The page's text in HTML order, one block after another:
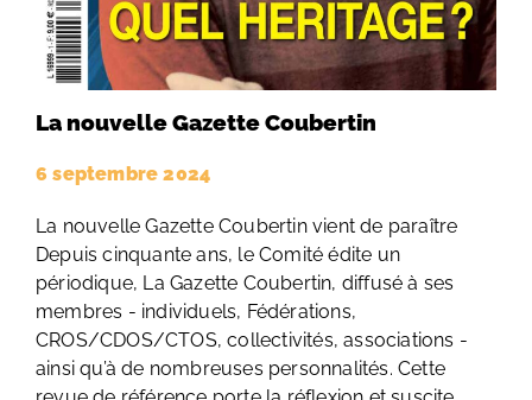
La nouvelle Gazette Coubertin
6 septembre 2024
La nouvelle Gazette Coubertin vient de paraître
Depuis cinquante ans, le Comité édite un
périodique, La Gazette Coubertin, diffusé à ses
membres - individuels, Fédérations,
CROS/CDOS/CTOS, collectivités, associations -
ainsi qu’à de nombreuses personnalités. Cette